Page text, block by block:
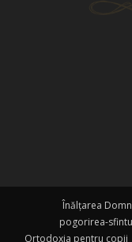
Înălțarea
pogorirea-
Ortodoxia pentru copii